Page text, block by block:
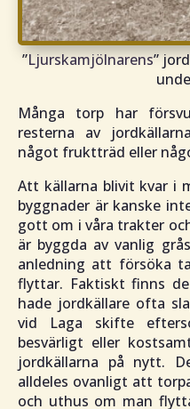
”Ljurskamjölnarens”
Många torp har
resterna av
något fruktträd eller
Att källarna blivit kvar i
byggnader är kanske
gott om i våra trakter
är byggda av vanlig
anledning att försöka
flyttar. Faktiskt finns
hade jordkällare ofta
vid Laga skifte
besvärligt eller
jordkällarna på nytt.
alldeles ovanligt att
och uthus om man